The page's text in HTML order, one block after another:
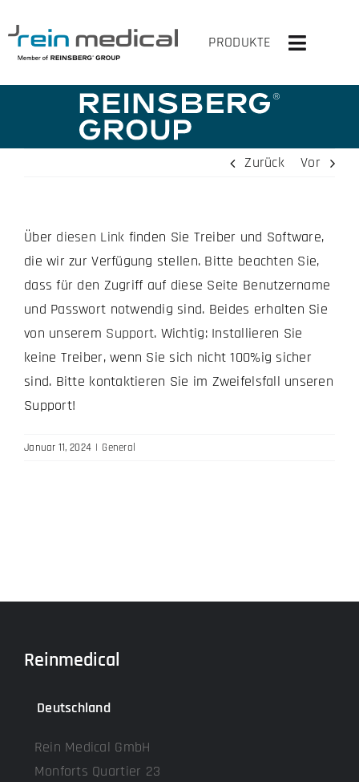
Inhalt
springen
PRODUKTE
Toggle
HOME
LÖSUNGEN
VIRTUELLER OP
UNTERNEHMEN
KONTAKT
Zurück Vor
Über diesen Link finden Sie Treiber und Software,
die wir zur Verfügung stellen. Bitte beachten Sie,
dass für den Zugriff auf diese Seite Benutzername
und Passwort notwendig sind. Beides erhalten Sie
von unserem Support. Wichtig: Installieren Sie
keine Treiber, wenn Sie sich nicht 100%ig sicher
sind. Bitte kontaktieren Sie im Zweifelsfall unseren
Support!
Januar 11, 2024 | General
Reinmedical
Deutschland
Rein Medical GmbH
Monforts Quartier 23